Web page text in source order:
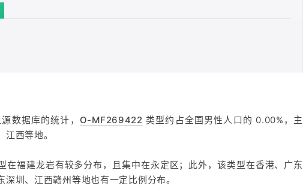
数据库的统计， O-MF269422 类型约占全国男性人口的 0.00%，主
西等地。
在福建龙岩有较多分布，且集中在永定区；此外，该类型在香港、广东
圳、江西赣州等地也有一定比例分布。